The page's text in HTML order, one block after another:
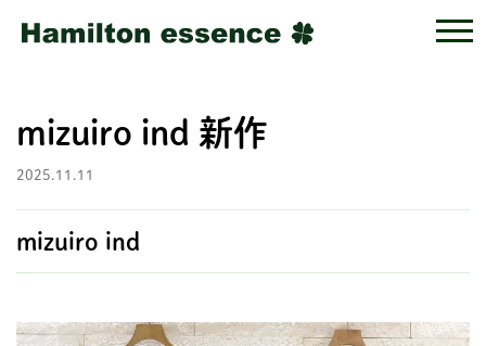
mizuiro ind 新作
2025.11.11
mizuiro ind